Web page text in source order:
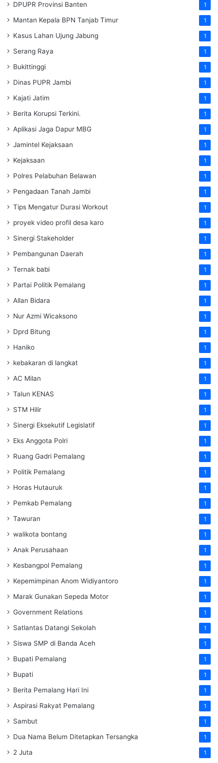
DPUPR Provinsi Banten 1
Mantan Kepala BPN Tanjab Timur 1
Kasus Lahan Ujung Jabung 1
Serang Raya 1
Bukittinggi 1
Dinas PUPR Jambi 1
Kajati Jatim 1
Berita Korupsi Terkini. 1
Aplikasi Jaga Dapur MBG 1
Jamintel Kejaksaan 1
Kejaksaan 1
Polres Pelabuhan Belawan 1
Pengadaan Tanah Jambi 1
Tips Mengatur Durasi Workout 1
proyek video profil desa karo 1
Sinergi Stakeholder 1
Pembangunan Daerah 1
Ternak babi 1
Partai Politik Pemalang 1
Allan Bidara 1
Nur Azmi Wicaksono 1
Dprd Bitung 1
Haniko 1
kebakaran di langkat 1
AC Milan 1
Talun KENAS 1
STM Hilir 1
Sinergi Eksekutif Legislatif 1
Eks Anggota Polri 1
Ruang Gadri Pemalang 1
Politik Pemalang 1
Horas Hutauruk 1
Pemkab Pemalang 1
Tawuran 1
walikota bontang 1
Anak Perusahaan 1
Kesbangpol Pemalang 1
Kepemimpinan Anom Widiyantoro 1
Marak Gunakan Sepeda Motor 1
Government Relations 1
Satlantas Datangi Sekolah 1
Siswa SMP di Banda Aceh 1
Bupati Pemalang 1
Bupati 1
Berita Pemalang Hari Ini 1
Aspirasi Rakyat Pemalang 1
Sambut 1
Dua Nama Belum Ditetapkan Tersangka 1
2 Juta 1